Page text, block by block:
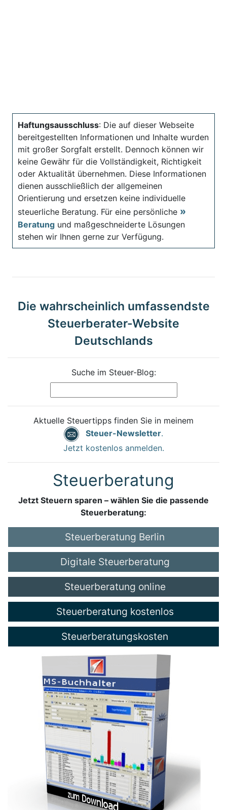
Haftungsausschluss: Die auf dieser Webseite
bereitgestellten Informationen und Inhalte wurden
mit großer Sorgfalt erstellt. Dennoch können wir
keine Gewähr für die Vollständigkeit, Richtigkeit
oder Aktualität übernehmen. Diese Informationen
dienen ausschließlich der allgemeinen
Orientierung und ersetzen keine individuelle
steuerliche Beratung. Für eine persönliche
Beratung und maßgeschneiderte Lösungen
stehen wir Ihnen gerne zur Verfügung.
Die wahrscheinlich umfassendste
Steuerberater-Website
Deutschlands
Suche im Steuer-Blog:
Aktuelle Steuertipps finden Sie in meinem
Steuer-Newsletter.
Jetzt kostenlos anmelden.
Steuerberatung
Jetzt Steuern sparen – wählen Sie die passende
Steuerberatung:
Steuerberatung Berlin
Digitale Steuerberatung
Steuerberatung online
Steuerberatung kostenlos
Steuerberatungskosten